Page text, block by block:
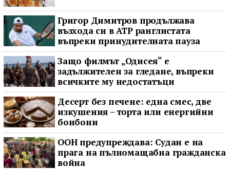
Григор Димитров продължава
възхода си в ATP ранглистата
въпреки принудителната пауза
Защо филмът „Одисея“ е
задължителен за гледане, въпреки
всичките му недостатъци
Десерт без печене: една смес, две
изкушения – торта или енергийни
бонбони
ООН предупреждава: Судан е на
прага на пълномащабна гражданска
война